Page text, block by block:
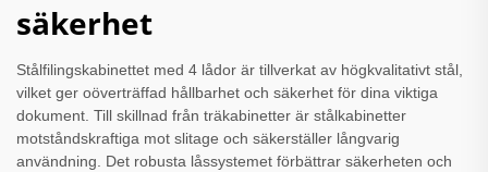
säkerhet
Stålfilingskabinettet med 4 lådor är tillverkat av högkvalitativt stål,
vilket ger oöverträffad hållbarhet och säkerhet för dina viktiga
dokument. Till skillnad från träkabinetter är stålkabinetter
motståndskraftiga mot slitage och säkerställer långvarig
användning. Det robusta låssystemet förbättrar säkerheten och